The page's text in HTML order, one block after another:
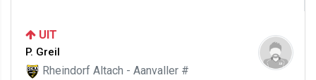
UIT
P. Greil
Rheindorf Altach - Aanvaller #